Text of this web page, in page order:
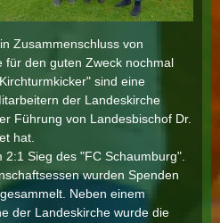
Zusammenschluss von
den guten Zweck nochmal
sind eine
der Landeskirche
Führung von Landesbischof Dr.
hat.
Sieg des "FC Schaumburg".
wurden Spenden
Neben einem
der Landeskirche wurde die